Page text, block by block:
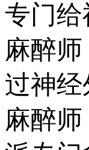
专门给
麻醉
过神
麻醉